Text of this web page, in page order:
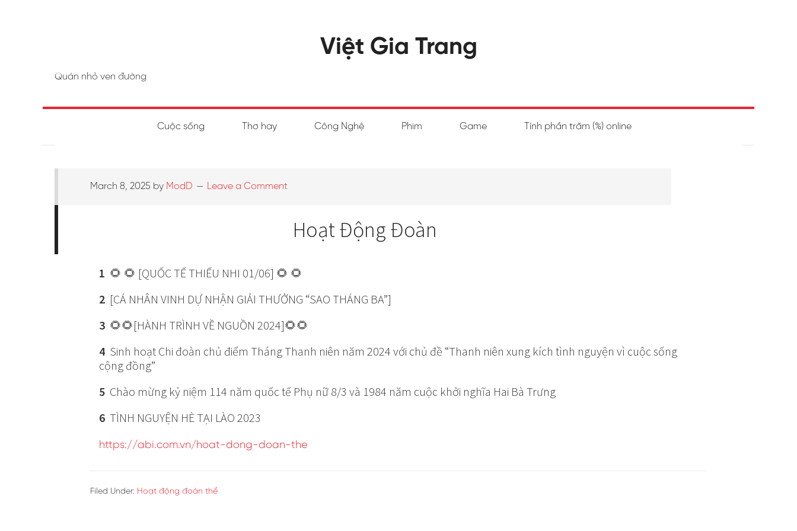
Việt Gia Trang
Quán nhỏ ven đường
Cuộc sống Thơ hay Công Nghệ Phim Game Tính phần trăm (%) online
March 8, 2025 by ModD Leave a Comment
Hoạt Động Đoàn
1 🌻 🌻 [QUỐC TẾ THIẾU NHI 01/06] 🌻 🌻
2 [CÁ NHÂN VINH DỰ NHẬN GIẢI THƯỞNG “SAO THÁNG BA”]
3 🌻🌻[HÀNH TRÌNH VỀ NGUỒN 2024]🌻🌻
4 Sinh hoạt Chi đoàn chủ điểm Tháng Thanh niên năm 2024 với chủ đề “Thanh niên xung kích tình nguyện vì cuộc sống
cộng đồng”
5 Chào mừng kỷ niệm 114 năm quốc tế Phụ nữ 8/3 và 1984 năm cuộc khởi nghĩa Hai Bà Trưng
6 TÌNH NGUYỆN HÈ TẠI LÀO 2023
https://abi.com.vn/hoat-dong-doan-the
Filed Under: Hoạt động đoàn thể